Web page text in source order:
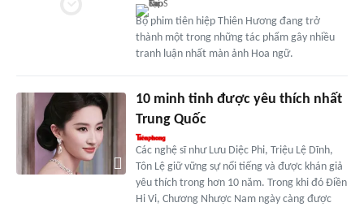
Bộ phim tiên hiệp Thiên Hương đang trở
thành một trong những tác phẩm gây nhiều
tranh luận nhất màn ảnh Hoa ngữ.
10 minh tinh được yêu thích nhất
Trung Quốc
Các nghệ sĩ như Lưu Diệc Phi, Triệu Lệ Dĩnh,
Tôn Lệ giữ vững sự nổi tiếng và được khán giả
yêu thích trong hơn 10 năm. Trong khi đó Điền
Hi Vi, Chương Nhược Nam ngày càng được